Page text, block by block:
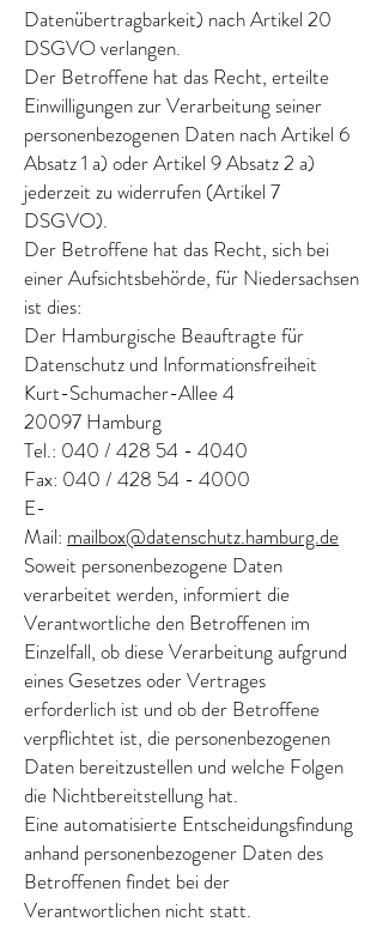
Datenübertragbarkeit) nach Artikel 20
DSGVO verlangen.
Der Betroffene hat das Recht, erteilte
Einwilligungen zur Verarbeitung seiner
personenbezogenen Daten nach Artikel 6
Absatz 1 a) oder Artikel 9 Absatz 2 a)
jederzeit zu widerrufen (Artikel 7
DSGVO).
Der Betroffene hat das Recht, sich bei
einer Aufsichtsbehörde, für Niedersachsen
ist dies:
Der Hamburgische Beauftragte für
Datenschutz und Informationsfreiheit
Kurt-Schumacher-Allee 4
20097 Hamburg
Tel.: 040 / 428 54 - 4040
Fax: 040 / 428 54 - 4000
E-
Mail: mailbox@datenschutz.hamburg.de
Soweit personenbezogene Daten
verarbeitet werden, informiert die
Verantwortliche den Betroffenen im
Einzelfall, ob diese Verarbeitung aufgrund
eines Gesetzes oder Vertrages
erforderlich ist und ob der Betroffene
verpflichtet ist, die personenbezogenen
Daten bereitzustellen und welche Folgen
die Nichtbereitstellung hat.
Eine automatisierte Entscheidungsfindung
anhand personenbezogener Daten des
Betroffenen findet bei der
Verantwortlichen nicht statt.